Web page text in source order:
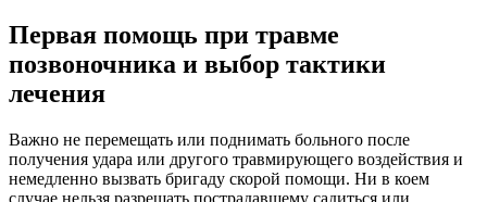
Первая помощь при травме
позвоночника и выбор тактики
лечения
Важно не перемещать или поднимать больного после
получения удара или другого травмирующего воздействия и
немедленно вызвать бригаду скорой помощи. Ни в коем